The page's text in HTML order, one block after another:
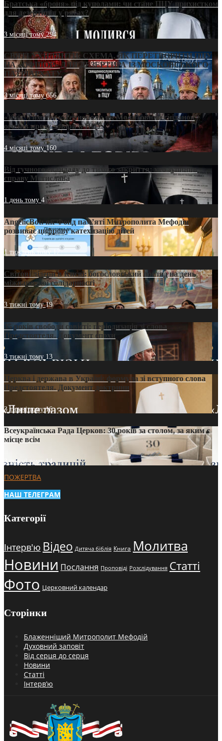
Братська «броня» під куполами: чи стане ПЦУ прихистком
для дезертирів у рясах?
3 місяці тому294
СВЯТІ УХИЛЯНТИ: СХЕМА, ЯК ПЕРЕТВОРИТИ ПЦУ
НА «ОФШОР» ДЛЯ ДЕЗЕРТИРА ІЗ МОСКОВСЬКОГО
ПАТРІАРХАТУ
3 місяці тому656
«Кейс Тихона» у Тернополі: як Молитовний сніданок
оголив кризу довіри в ПЦУ
4 місяці тому160
Від гучного скандалу до тихого закриття: хто зупинив
справу Мстислава
1 день тому4
AngelicBot: як Фонд пам’яті Митрополита Мефодія
розвиває цифрову катехизацію дітей
1 тиждень тому12
Світові лідери в Києві: богословський погляд на день
міжнародної солідарності
3 тижні тому19
35 років свободи совісті: періодизація зі слова
Предстоятеля. Документ епохи
3 тижні тому 13
Церква і держава в Україні: формула зі вступного слова
Предстоятеля. Документ доктрини
3 тижні тому16
Всеукраїнська Рада Церков: 30 років за столом, за яким є
місце всім
3 тижні тому14
ПОЖЕРТВА
НАШ ТЕЛЕГРАМ
Категорії
Інтерв'ю Відео Дитяча біблія Книга Молитва
Новини Послання Проповіді Розслідування Статті
Фото Церковний календар
Сторінки
Блаженніший Митрополит Мефодій
Духовний заповіт
Від серця до серця
Новини
Статті
Інтерв’ю